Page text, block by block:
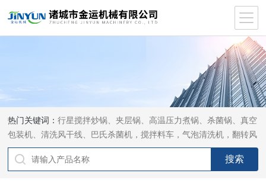
热门关键词：行星搅拌炒锅、夹层锅、高温压力煮锅、杀菌锅、真空
包装机、清洗风干线、巴氏杀菌机，搅拌料车，气泡清洗机，翻转风
干机